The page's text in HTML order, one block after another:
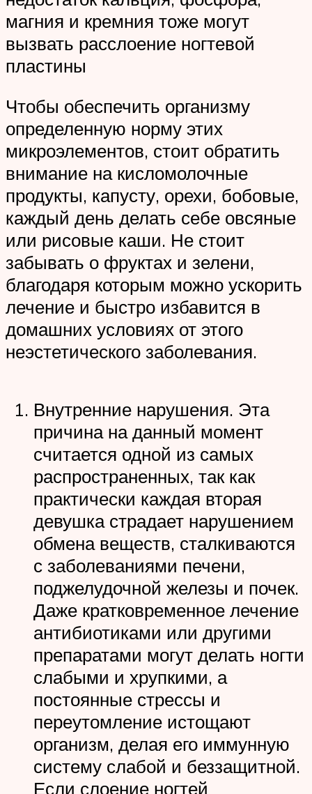
магния и кремния тоже могут
вызвать расслоение ногтевой
пластины
Чтобы обеспечить организму
определенную норму этих
микроэлементов, стоит обратить
внимание на кисломолочные
продукты, капусту, орехи, бобовые,
каждый день делать себе овсяные
или рисовые каши. Не стоит
забывать о фруктах и зелени,
благодаря которым можно ускорить
лечение и быстро избавится в
домашних условиях от этого
неэстетического заболевания.
Внутренние нарушения. Эта
причина на данный момент
считается одной из самых
распространенных, так как
практически каждая вторая
девушка страдает нарушением
обмена веществ, сталкиваются
с заболеваниями печени,
поджелудочной железы и почек.
Даже кратковременное лечение
антибиотиками или другими
препаратами могут делать ногти
слабыми и хрупкими, а
постоянные стрессы и
переутомление истощают
организм, делая его иммунную
систему слабой и беззащитной.
Если слоение ногтей